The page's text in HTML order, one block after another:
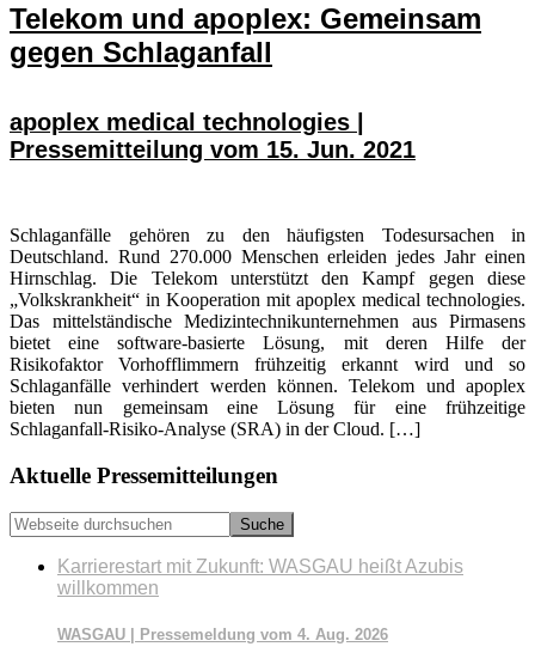
Telekom und apoplex: Gemeinsam
gegen Schlaganfall
apoplex medical technologies |
Pressemitteilung vom 15. Jun. 2021
Schlaganfälle gehören zu den häufigsten Todesursachen in
Deutschland. Rund 270.000 Menschen erleiden jedes Jahr einen
Hirnschlag. Die Telekom unterstützt den Kampf gegen diese
„Volkskrankheit“ in Kooperation mit apoplex medical technologies.
Das mittelständische Medizintechnikunternehmen aus Pirmasens
bietet eine software-basierte Lösung, mit deren Hilfe der
Risikofaktor Vorhofflimmern frühzeitig erkannt wird und so
Schlaganfälle verhindert werden können. Telekom und apoplex
bieten nun gemeinsam eine Lösung für eine frühzeitige
Schlaganfall-Risiko-Analyse (SRA) in der Cloud. […]
Seitenspalte
Aktuelle Pressemitteilungen
Webseite
durchsuchen
Karrierestart mit Zukunft: WASGAU heißt Azubis
willkommen
WASGAU | Pressemeldung vom 4. Aug. 2026